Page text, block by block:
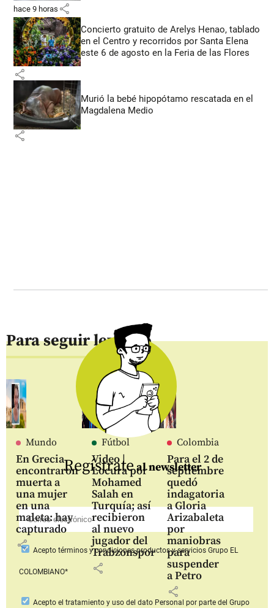
hace 9 horas share
Concierto gratuito de Arelys Henao, tablado
en el Centro y recorridos por Santa Elena
este 6 de agosto en la Feria de las Flores
share
Murió la bebé hipopótamo rescatada en el
Magdalena Medio
share
Para seguir leyendo
Mundo
En Grecia
encontraron
muerta a
una mujer
en una
maleta: hay
capturado
share
Fútbol
Video |
Locura por
Mohamed
Salah en
Turquía; así
recibieron
al nuevo
jugador del
Trabzonspor
share
Colombia
Para el 2 de
septiembre
quedó
indagatoria
a Gloria
Arizabaleta
por
maniobras
para
suspender
a Petro
share
Regístrateal newsletter
Aceptotérminos y condiciones productos y serviciosGrupo EL
COLOMBIANO*
Acepto el tratamiento y uso del dato Personal por parte del Grupo